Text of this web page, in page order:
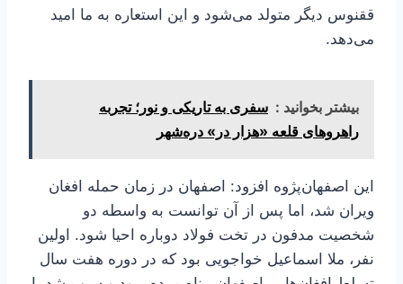
ققنوس دیگر متولد می‌شود و این استعاره به ما امید
می‌دهد.
بیشتر بخوانید : سفری به تاریکی و نور؛ تجربه
راهروهای قلعه «هزار در» دره‌شهر
این اصفهان­‌پژوه افزود: اصفهان در زمان حمله افغان
ویران شد، اما پس از آن توانست به واسطه دو
شخصیت مدفون در تخت فولاد دوباره احیا شود. اولین
نفر، ملا اسماعیل خواجویی بود که در دوره هفت سال